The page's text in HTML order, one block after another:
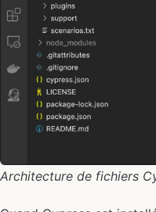
Architecture de fichiers